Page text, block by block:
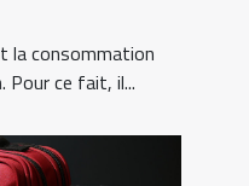
la consommation
Pour ce fait, il...